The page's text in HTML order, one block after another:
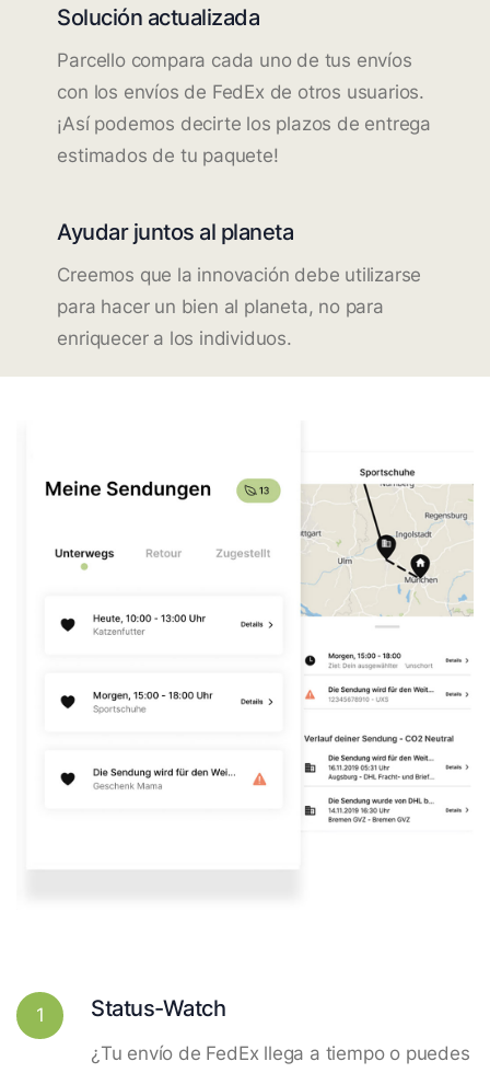
Solución actualizada
Parcello compara cada uno de tus envíos
con los envíos de FedEx de otros usuarios.
¡Así podemos decirte los plazos de entrega
estimados de tu paquete!
Ayudar juntos al planeta
Creemos que la innovación debe utilizarse
para hacer un bien al planeta, no para
enriquecer a los individuos.
1 Status-Watch
¿Tu envío de FedEx llega a tiempo o puedes